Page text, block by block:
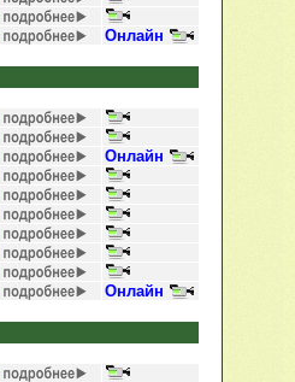
Онлайн
Онлайн
Онлайн